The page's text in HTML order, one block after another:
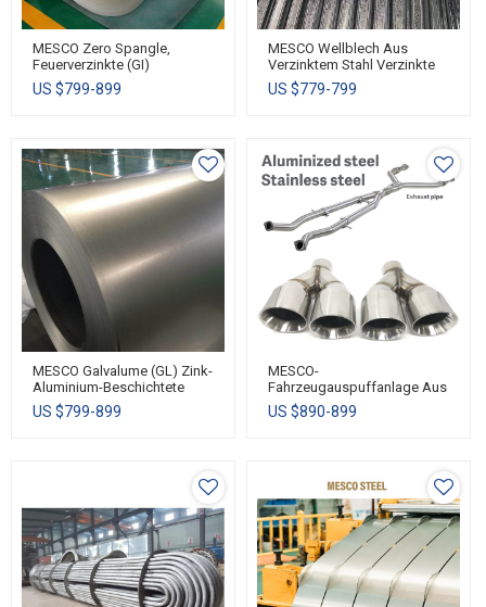
MESCO Zero Spangle,
Feuerverzinkte (GI)
Stahlspule/-Blech
US $799-899
MESCO Wellblech Aus
Verzinktem Stahl Verzinkte
Bodenträgerplatte
Bodenträgerplatte
US $779-799
MESCO Galvalume (GL) Zink-
Aluminium-Beschichtete
Stahlspule/-Blech
US $799-899
MESCO-
Fahrzeugauspuffanlage Aus
Aluminiertem Stahl/Edelstahl
US $890-899